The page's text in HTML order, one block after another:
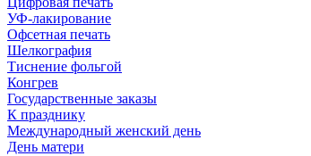
УФ-лакирование
Офсетная печать
Шелкография
Тиснение фольгой
Конгрев
Государственные заказы
К празднику
Международный женский день
День матери